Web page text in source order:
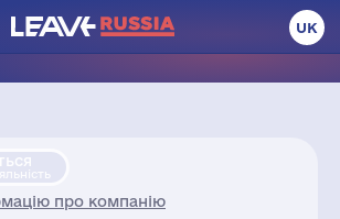
UK
про компанію